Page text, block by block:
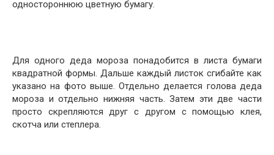
одностороннюю цветную бумагу.
Для одного деда мороза понадобится в листа бумаги
квадратной формы. Дальше каждый листок сгибайте как
указано на фото выше. Отдельно делается голова деда
мороза и отдельно нижняя часть. Затем эти две части
просто скрепляются друг с другом с помощью клея,
скотча или степлера.